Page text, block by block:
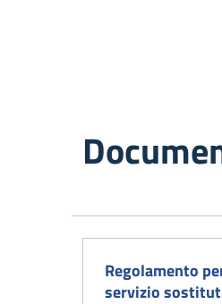
Regolamento
servizio